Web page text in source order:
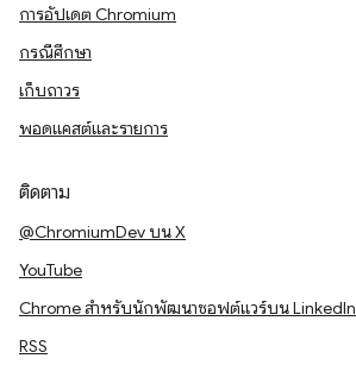
การอัปเดต Chromium
กรณีศึกษา
เก็บถาวร
พอดแคสต์และรายการ
ติดตาม
@ChromiumDev บน X
YouTube
Chrome สำหรับนักพัฒนาซอฟต์แวร์บน LinkedIn
RSS